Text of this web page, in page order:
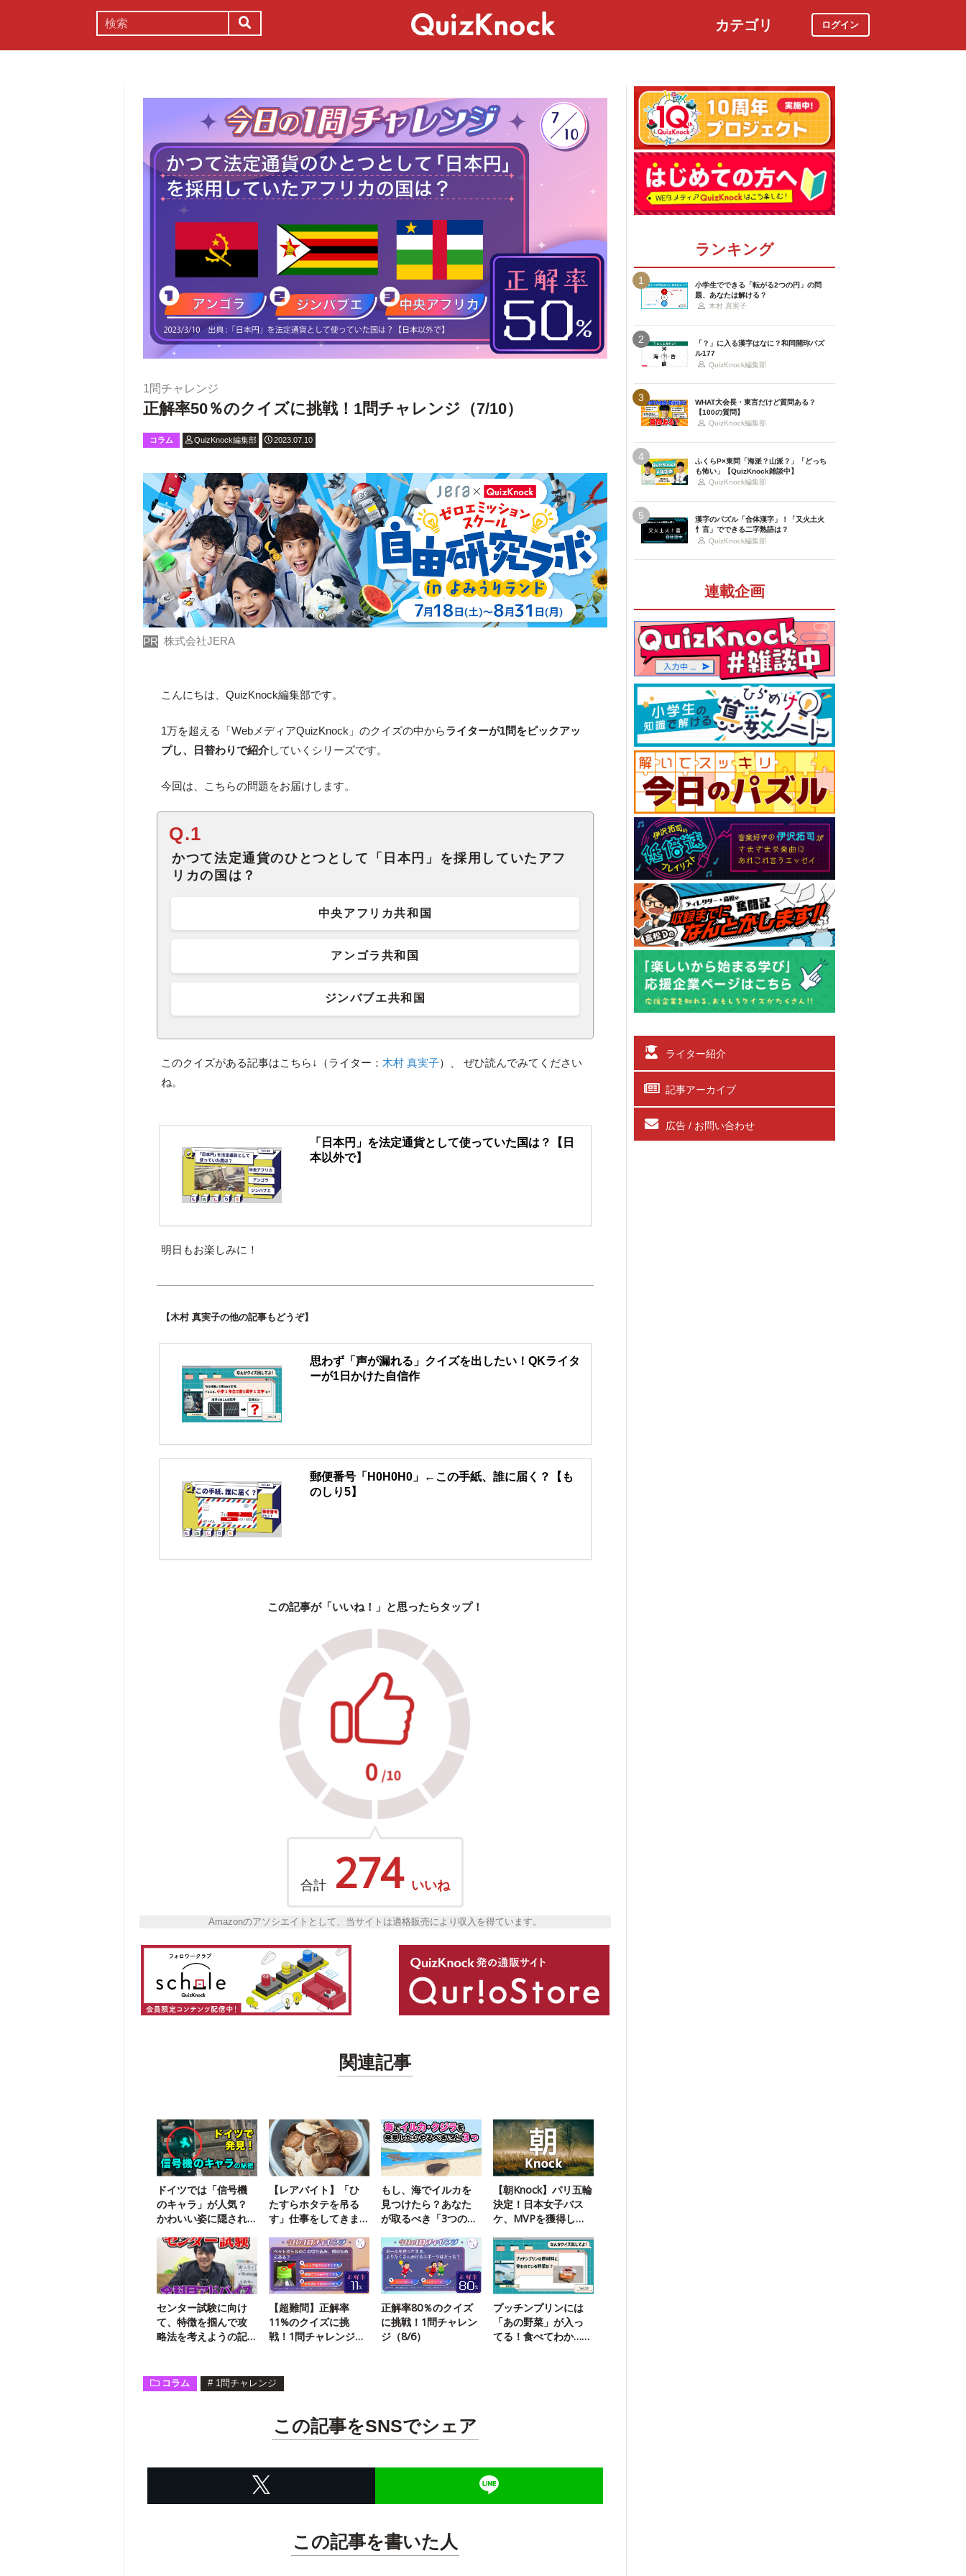
カテゴリ ログイン
1問チャレンジ
正解率50％のクイズに挑戦！1問チャレンジ（7/10）
コラム QuizKnock編集部 2023.07.10
PR 株式会社JERA
こんにちは、QuizKnock編集部です。
1万を超える「WebメディアQuizKnock」のクイズの中からライターが1問をピックアッ
プし、日替わりで紹介していくシリーズです。
今回は、こちらの問題をお届けします。
Q.1
かつて法定通貨のひとつとして「日本円」を採用していたアフ
リカの国は？
中央アフリカ共和国
アンゴラ共和国
ジンバブエ共和国
このクイズがある記事はこちら↓（ライター： 木村 真実子）、 ぜひ読んでみてください
ね。
「日本円」を法定通貨として使っていた国は？【日
本以外で】
明日もお楽しみに！
【木村 真実子の他の記事もどうぞ】
思わず「声が漏れる」クイズを出したい！QKライタ
ーが1日かけた自信作
郵便番号「H0H0H0」←この手紙、誰に届く？【も
のしり5】
この記事が「いいね！」と思ったらタップ！
合計 274 いいね
Amazonのアソシエイトとして、当サイトは適格販売により収入を得ています。
関連記事
ドイツでは「信号機
のキャラ」が人気？
かわいい姿に隠され
【レアバイト】「ひ
たすらホタテを吊る
す」仕事をしてきま
もし、海でイルカを
見つけたら？あなた
が取るべき「3つの行
【朝Knock】パリ五輪
決定！日本女子バス
ケ、MVPを獲得した
センター試験に向け
て、特徴を掴んで攻
略法を考えようの記
【超難問】正解率
11%のクイズに挑
戦！1問チャレンジ
正解率80％のクイズ
に挑戦！1問チャレン
ジ（8/6）
プッチンプリンには
「あの野菜」が入っ
てる！食べてわか…
コラム # 1問チャレンジ
この記事をSNSでシェア
この記事を書いた人
ランキング
1
小学生でできる「転がる2つの円」の問
題、あなたは解ける？
木村 真実子
2
「？」に入る漢字はなに？和同開珎パズ
ル177
QuizKnock編集部
3
WHAT大会長・東言だけど質問ある？
【100の質問】
QuizKnock編集部
4
ふくらP×東問「海派？山派？」「どっち
も怖い」【QuizKnock雑談中】
QuizKnock編集部
5
漢字のパズル「合体漢字」！「又火土火
忄言」でできる二字熟語は？
QuizKnock編集部
連載企画
ライター紹介
記事アーカイブ
広告 / お問い合わせ